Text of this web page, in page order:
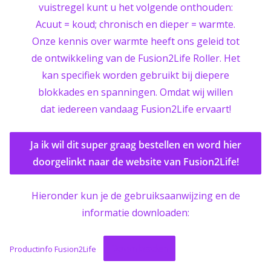
vuistregel kunt u het volgende onthouden:
Acuut = koud; chronisch en dieper = warmte.
Onze kennis over warmte heeft ons geleid tot
de ontwikkeling van de Fusion2Life Roller. Het
kan specifiek worden gebruikt bij diepere
blokkades en spanningen. Omdat wij willen
dat iedereen vandaag Fusion2Life ervaart!
Ja ik wil dit super graag bestellen en word hier
doorgelinkt naar de website van Fusion2Life!
Hieronder kun je de gebruiksaanwijzing en de
informatie downloaden:
Productinfo Fusion2Life